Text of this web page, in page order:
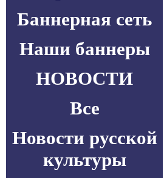
Баннерная сеть
Наши баннеры
НОВОСТИ
Все
Новости русской
культуры